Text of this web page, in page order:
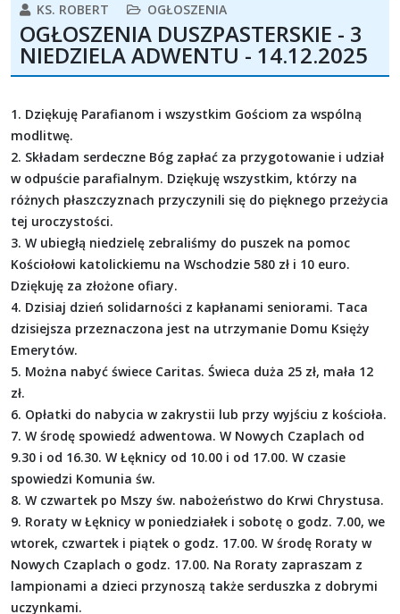
KS. ROBERT OGŁOSZENIA
OGŁOSZENIA DUSZPASTERSKIE - 3
NIEDZIELA ADWENTU - 14.12.2025
1. Dziękuję Parafianom i wszystkim Gościom za wspólną
modlitwę.
2. Składam serdeczne Bóg zapłać za przygotowanie i udział
w odpuście parafialnym. Dziękuję wszystkim, którzy na
różnych płaszczyznach przyczynili się do pięknego przeżycia
tej uroczystości.
3. W ubiegłą niedzielę zebraliśmy do puszek na pomoc
Kościołowi katolickiemu na Wschodzie 580 zł i 10 euro.
Dziękuję za złożone ofiary.
4. Dzisiaj dzień solidarności z kapłanami seniorami. Taca
dzisiejsza przeznaczona jest na utrzymanie Domu Księży
Emerytów.
5. Można nabyć świece Caritas. Świeca duża 25 zł, mała 12
zł.
6. Opłatki do nabycia w zakrystii lub przy wyjściu z kościoła.
7. W środę spowiedź adwentowa. W Nowych Czaplach od
9.30 i od 16.30. W Łęknicy od 10.00 i od 17.00. W czasie
spowiedzi Komunia św.
8. W czwartek po Mszy św. nabożeństwo do Krwi Chrystusa.
9. Roraty w Łęknicy w poniedziałek i sobotę o godz. 7.00, we
wtorek, czwartek i piątek o godz. 17.00. W środę Roraty w
Nowych Czaplach o godz. 17.00. Na Roraty zapraszam z
lampionami a dzieci przynoszą także serduszka z dobrymi
uczynkami.